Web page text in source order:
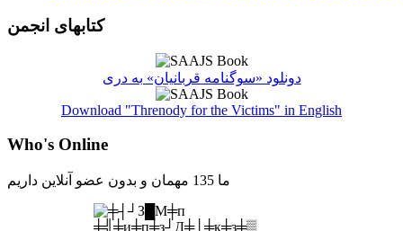
کتابهای انجمن
دونلود «سوگنامه قربانیان» به دری
Download "Threnody for the Victims" in English
Who's Online
ما 135 مهمان و بدون عضو آنلاین داریم